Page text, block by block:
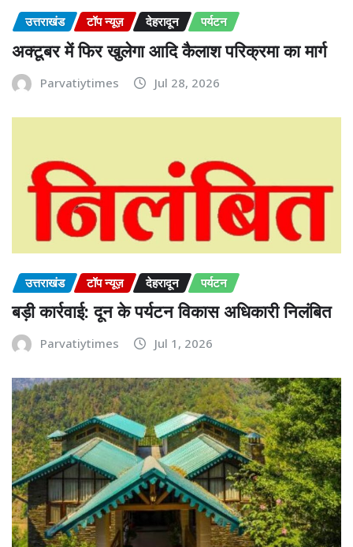
उत्तराखंड टॉप न्यूज़ देहरादून पर्यटन
अक्टूबर में फिर खुलेगा आदि कैलाश परिक्रमा का मार्ग
Parvatiytimes Jul 28, 2026
उत्तराखंड टॉप न्यूज़ देहरादून पर्यटन
बड़ी कार्रवाई: दून के पर्यटन विकास अधिकारी निलंबित
Parvatiytimes Jul 1, 2026